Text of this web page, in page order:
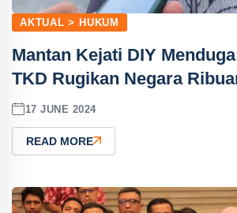
AKTUAL > HUKUM
Mantan Kejati DIY
TKD Rugikan Negara
17 JUNE 2024
READ MORE